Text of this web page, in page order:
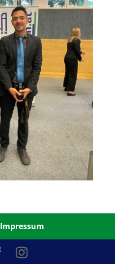
Impressum